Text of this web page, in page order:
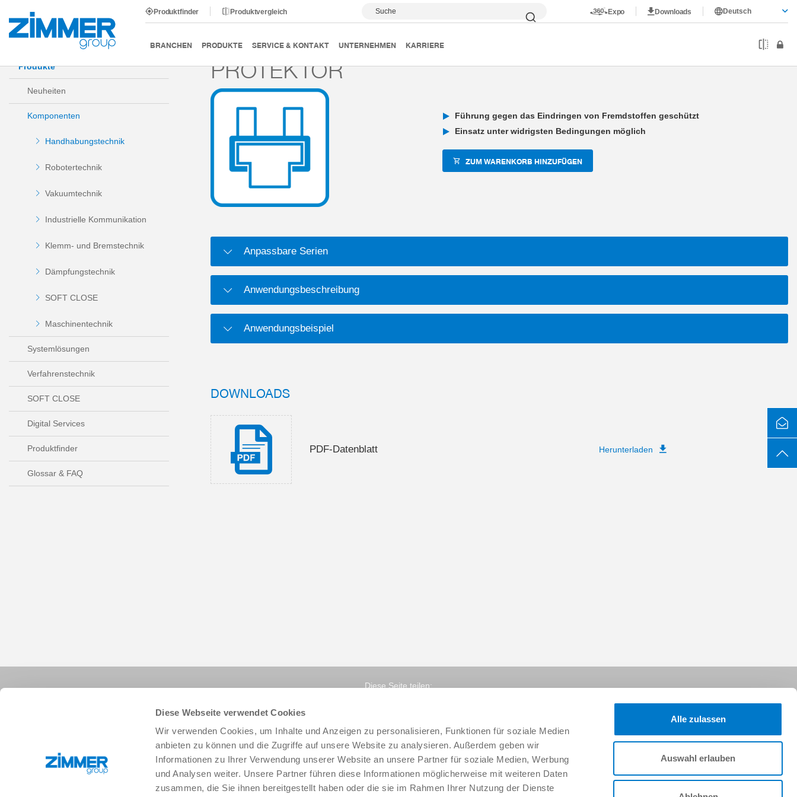
Diese Webseite verwendet Cookies
Wir verwenden Cookies, um Inhalte und Anzeigen zu personalisieren, Funktionen für soziale Medien
anbieten zu können und die Zugriffe auf unsere Website zu analysieren. Außerdem geben wir
Informationen zu Ihrer Verwendung unserer Website an unsere Partner für soziale Medien, Werbung
und Analysen weiter. Unsere Partner führen diese Informationen möglicherweise mit weiteren Daten
zusammen, die Sie ihnen bereitgestellt haben oder die sie im Rahmen Ihrer Nutzung der Dienste
Alle zulassen
Auswahl erlauben
Produktfinder Produktvergleich Suche Expo Downloads Deutsch
BRANCHEN PRODUKTE SERVICE & KONTAKT UNTERNEHMEN KARRIERE
Start Produkte Komponenten Handhabungstechnik 2-Backen-Parallelgreifer Individualisierungen Protektor
Produkte
Neuheiten
Komponenten
Handhabungstechnik
Robotertechnik
Vakuumtechnik
Industrielle Kommunikation
Klemm- und Bremstechnik
Dämpfungstechnik
SOFT CLOSE
Maschinentechnik
Systemlösungen
Verfahrenstechnik
SOFT CLOSE
Digital Services
Produktfinder
Glossar & FAQ
PROTEKTOR
Führung gegen das Eindringen von Fremdstoffen geschützt
Einsatz unter widrigsten Bedingungen möglich
ZUM WARENKORB HINZUFÜGEN
Anpassbare Serien
Anwendungsbeschreibung
Anwendungsbeispiel
DOWNLOADS
PDF-Datenblatt Herunterladen
Diese Seite teilen:
+49 78 44 9139-0 info.de@zimmer-group.com Folgen Sie uns: